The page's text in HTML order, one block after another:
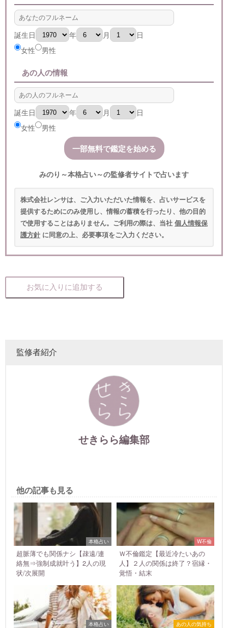
誕生日 年 月
日
女性
男性
あの人の情報
誕生日 年 月
日
女性
男性
みのり～本格占い～の監修者サイトで占います
株式会社レンサは、ご入力いただいた情報を、占いサービスを
提供するためにのみ使用し、情報の蓄積を行ったり、他の目的
で使用することはありません。ご利用の際は、当社 個人情報保
護方針 に同意の上、必要事項をご入力ください。
お気に入りに追加する
監修者紹介
せきらら編集部
他の記事も見る
本格占い
超脈薄でも関係ナシ【疎遠/連
絡無⇒強制成就叶う】2人の現
状/次展開
W不倫
Ｗ不倫鑑定【最近冷たいあの
人】２人の関係は終了？宿縁・
覚悟・結末
本格占い あの人の気持ち